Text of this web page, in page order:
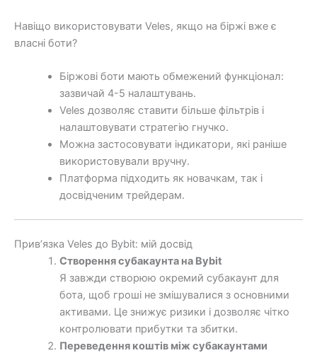
Навіщо використовувати Veles, якщо на біржі вже є
власні боти?
Біржові боти мають обмежений функціонал:
зазвичай 4-5 налаштувань.
Veles дозволяє ставити більше фільтрів і
налаштовувати стратегію гнучко.
Можна застосовувати індикатори, які раніше
використовували вручну.
Платформа підходить як новачкам, так і
досвідченим трейдерам.
Прив’язка Veles до Bybit: мій досвід
Створення субакаунта на Bybit
Я завжди створюю окремий субакаунт для
бота, щоб гроші не змішувалися з основними
активами. Це знижує ризики і дозволяє чітко
контролювати прибутки та збитки.
Переведення коштів між субакаунтами